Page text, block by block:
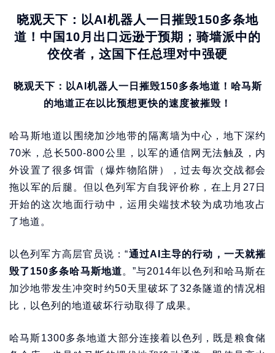
晓观天下：以AI机器人一日摧毁150多条地
道！中国10月出口远逊于预期；骑墙派中的
佼佼者，这国下任总理对中强硬
晓观天下：以AI机器人一日摧毁150多条地道！哈马斯
的地道正在以比预想更快的速度被摧毁！
哈马斯地道以围绕加沙地带的隔离墙为中心，地下深约
70米，总长500-800公里，以军的通信网无法触及，内
外设置了很多饵雷（爆炸物陷阱），过去每次交战都会
拖以军的后腿。但以色列军方自我评价称，在上月27日
开始的这次地面行动中，运用尖端技术较为成功地攻占
了地道。
以色列军方高层官员说：“通过AI主导的行动，一天就摧
毁了150多条哈马斯地道。”与2014年以色列和哈马斯在
加沙地带发生冲突时约50天里破坏了32条隧道的情况相
比，以色列的地道破坏行动取得了成果。
哈马斯1300多条地道大部分连接着以色列，既是粮食储